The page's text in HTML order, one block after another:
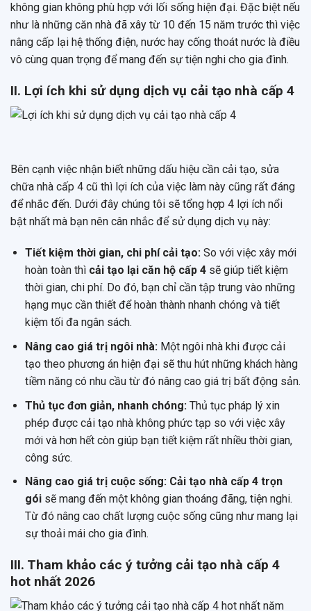
không gian không phù hợp với lối sống hiện đại. Đặc biệt nếu
như là những căn nhà đã xây từ 10 đến 15 năm trước thì việc
nâng cấp lại hệ thống điện, nước hay cống thoát nước là điều
vô cùng quan trọng để mang đến sự tiện nghi cho gia đình.
II. Lợi ích khi sử dụng dịch vụ cải tạo nhà cấp 4
Bên cạnh việc nhận biết những dấu hiệu cần cải tạo, sửa
chữa nhà cấp 4 cũ thì lợi ích của việc làm này cũng rất đáng
để nhắc đến. Dưới đây chúng tôi sẽ tổng hợp 4 lợi ích nổi
bật nhất mà bạn nên cân nhắc để sử dụng dịch vụ này:
Tiết kiệm thời gian, chi phí cải tạo: So với việc xây mới
hoàn toàn thì cải tạo lại căn hộ cấp 4 sẽ giúp tiết kiệm
thời gian, chi phí. Do đó, bạn chỉ cần tập trung vào những
hạng mục cần thiết để hoàn thành nhanh chóng và tiết
kiệm tối đa ngân sách.
Nâng cao giá trị ngôi nhà: Một ngôi nhà khi được cải
tạo theo phương án hiện đại sẽ thu hút những khách hàng
tiềm năng có nhu cầu từ đó nâng cao giá trị bất động sản.
Thủ tục đơn giản, nhanh chóng: Thủ tục pháp lý xin
phép được cải tạo nhà không phức tạp so với việc xây
mới và hơn hết còn giúp bạn tiết kiệm rất nhiều thời gian,
công sức.
Nâng cao giá trị cuộc sống: Cải tạo nhà cấp 4 trọn
gói sẽ mang đến một không gian thoáng đãng, tiện nghi.
Từ đó nâng cao chất lượng cuộc sống cũng như mang lại
sự thoải mái cho gia đình.
III. Tham khảo các ý tưởng cải tạo nhà cấp 4
hot nhất 2026